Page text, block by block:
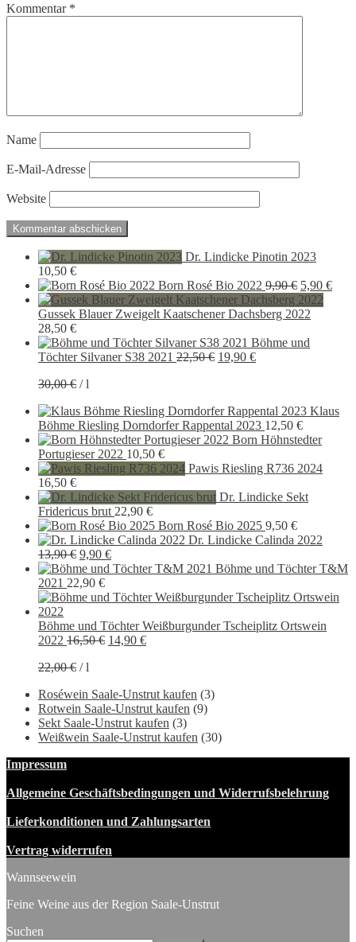
Kommentar *
Name
E-Mail-Adresse
Website
Dr. Lindicke Pinotin 2023
10,50 €
Born Rosé Bio 2022 9,90€
Preis
war:
5,90 €
Gussek Blauer Zweigelt Kaatschener Dachsberg 2022
28,50 €
Böhme und
Töchter Silvaner S38 2021 22,50€ Ursprünglicher
19,90 €Aktueller
30,00€ /l
Klaus
Böhme Riesling Dorndorfer Rappental 2023 12,50 €
Born Höhnstedter
Portugieser 2022 10,50 €
Pawis Riesling R736 2024
16,50 €
Dr. Lindicke Sekt
Fridericus brut 22,90 €
Born Rosé Bio 2025 9,50 €
Dr. Lindicke Calinda 2022
13,90€ Ursprünglicher
Preis
war:
13,90 €
9,90 €Aktueller
Preis
9,90 €.
Böhme und Töchter T&M
2021 22,90 €
Böhme und Töchter Weißburgunder Tscheiplitz Ortswein
2022 16,50€ Ursprünglicher
14,90 €Aktueller
22,00€ /l
Roséwein Saale-Unstrut kaufen (3)
Rotwein Saale-Unstrut kaufen (9)
Sekt Saale-Unstrut kaufen (3)
Weißwein Saale-Unstrut kaufen (30)
Impressum
Allgemeine Geschäftsbedingungen und Widerrufsbelehrung
Lieferkonditionen und Zahlungsarten
Vertrag widerrufen
Wannseewein
Feine Weine aus der Region Saale-Unstrut
Suchen